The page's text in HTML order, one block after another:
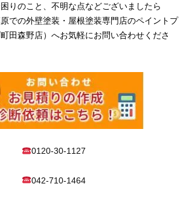
りのこと、不明な点などございましたら
での外壁塗装・屋根塗装専門店のペイントプ
田森野店）へお気軽にお問い合わせくださ
0120-30-1127
042-710-1464